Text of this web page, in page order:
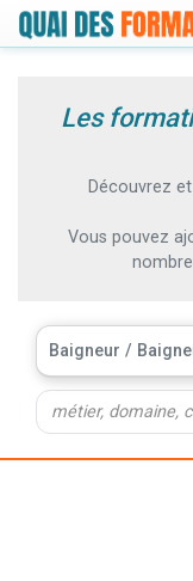
Les
Découvrez
Vous pouvez
Baigneur /